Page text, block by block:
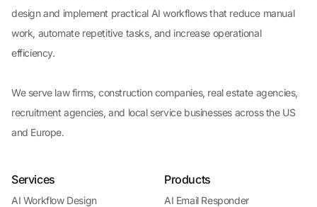
design and implement practical AI workflows that reduce manual
work, automate repetitive tasks, and increase operational
efficiency.
We serve law firms, construction companies, real estate agencies,
recruitment agencies, and local service businesses across the US
and Europe.
Services
AI Workflow Design
Products
AI Email Responder